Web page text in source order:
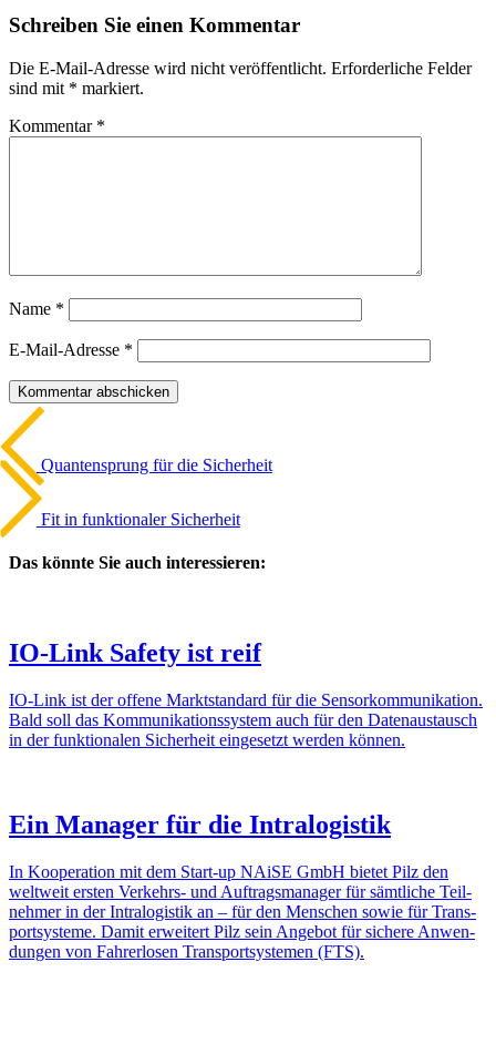
Schreiben Sie einen Kommentar
Die E-Mail-Adresse wird nicht veröffentlicht. Erforderliche Felder
sind mit * markiert.
Kommentar *
Name *
E-Mail-Adresse *
Beitrags-
Navigation
Quan­ten­sprung für die Sicher­heit
Nächster
Artikel
Fit in funk­tio­naler Sicher­heit
Das könnte Sie auch interessieren:
IO-Link Safety ist reif
IO-Link ist der offene Markt­stan­dard für die Sensor­kom­mu­ni­ka­tion.
Bald soll das Kommu­ni­ka­ti­ons­system auch für den Daten­aus­tausch
in der funk­tio­nalen Sicher­heit einge­setzt werden können.
Ein Manager für die Intra­lo­gistik
In Koope­ra­tion mit dem Start-up NAiSE GmbH bietet Pilz den
welt­weit ersten Verkehrs- und Auftrags­ma­nager für sämt­liche Teil­
nehmer in der Intra­lo­gistik an – für den Menschen sowie für Trans­
port­sys­teme. Damit erwei­tert Pilz sein Angebot für sichere Anwen­
dungen von Fahrer­losen Trans­port­sys­temen (FTS).